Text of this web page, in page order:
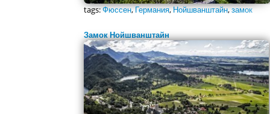
tags:Фюссен,Германия,Нойшванштайн,замок
Замок Нойшванштайн